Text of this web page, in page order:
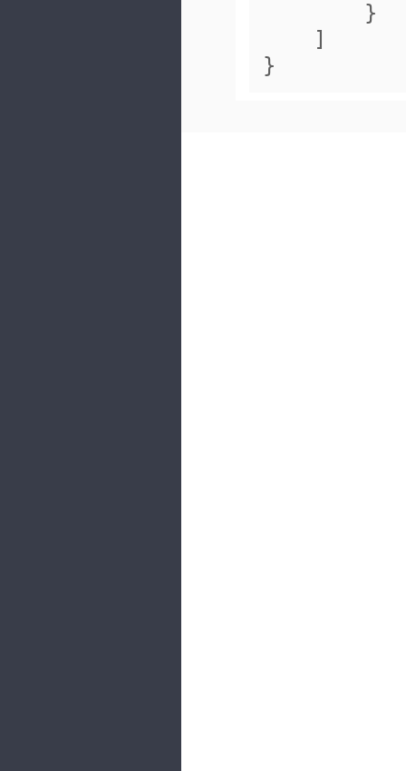
        }
    ]
}